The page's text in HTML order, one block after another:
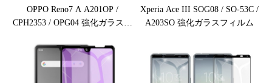
OPPO Reno7 A A201OP /
CPH2353 / OPG04 強化ガラス保
Xperia Ace III SOG08 / SO-53C /
A203SO 強化ガラスフィルム